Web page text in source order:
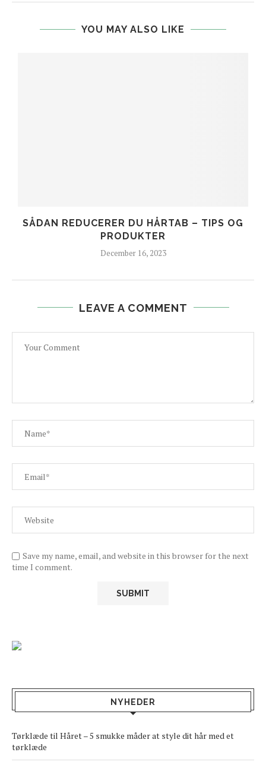
YOU MAY ALSO LIKE
SÅDAN REDUCERER DU HÅRTAB – TIPS OG
PRODUKTER
December 16, 2023
LEAVE A COMMENT
Save my name, email, and website in this browser for the next
time I comment.
NYHEDER
Tørklæde til Håret – 5 smukke måder at style dit hår med et
tørklæde